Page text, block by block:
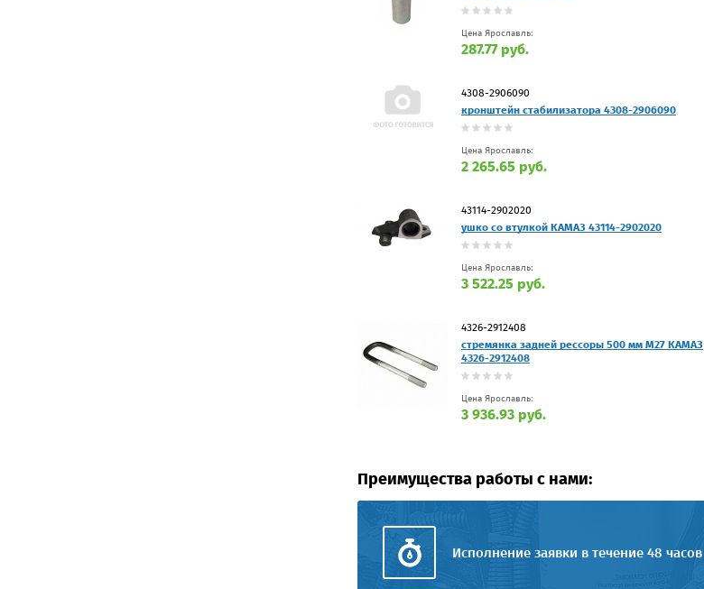
Цена Ярославль:
287.77 руб.
4308-2906090
кронштейн стабилизатора 4308-2906090
Цена Ярославль:
2 265.65 руб.
43114-2902020
ушко со втулкой КАМАЗ 43114-2902020
Цена Ярославль:
3 522.25 руб.
4326-2912408
стремянка задней рессоры 500 мм М27 КАМАЗ
4326-2912408
Цена Ярославль:
3 936.93 руб.
Преимущества работы с нами:
Исполнение заявки в течение 48 часов